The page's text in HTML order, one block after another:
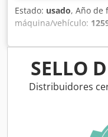
Estado: usado, Año de
máquina/vehículo:
1259895 Online-
Nhjpfx Agkof
más máquinas en
puede inspeccionar
puede probar
SELLO
Distribuidores